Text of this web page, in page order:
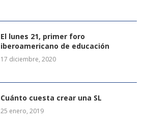
El lunes 21, primer foro
iberoamericano de educación
17 diciembre, 2020
Cuánto cuesta crear una SL
25 enero, 2019